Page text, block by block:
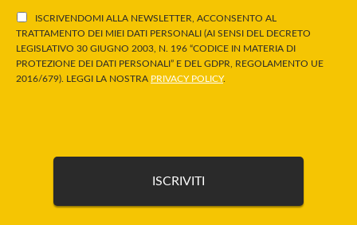
ISCRIVENDOMI ALLA NEWSLETTER, ACCONSENTO AL
TRATTAMENTO DEI MIEI DATI PERSONALI (AI SENSI DEL DECRETO
LEGISLATIVO 30 GIUGNO 2003, N. 196 “CODICE IN MATERIA DI
PROTEZIONE DEI DATI PERSONALI” E DEL GDPR, REGOLAMENTO UE
2016/679). LEGGI LA NOSTRA PRIVACY POLICY.